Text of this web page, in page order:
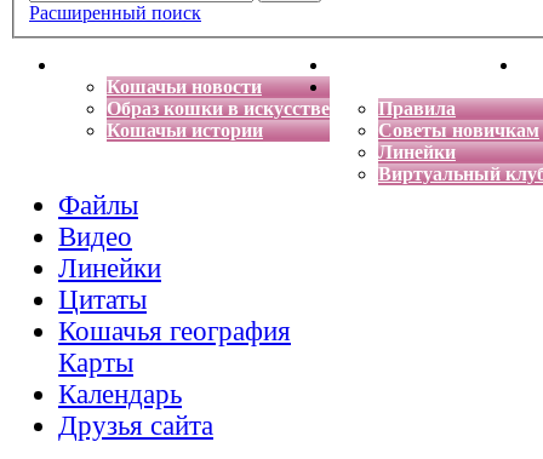
Расширенный поиск
Кошачьи новости
Образ кошки в искусстве
Кошачьи истории
Энциклопедия кошек
Правила
Советы новичкам
Линейки
Виртуальный
Файлы
Видео
Линейки
Цитаты
Кошачья география
Карты
Календарь
Друзья сайта